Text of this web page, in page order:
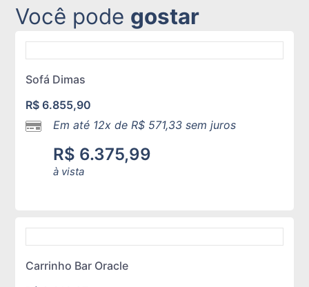
Você pode gostar
Sofá Dimas
R$ 6.855,90
Em até 12x deR$ 571,33 sem juros
R$ 6.375,99
à vista
Carrinho Bar Oracle